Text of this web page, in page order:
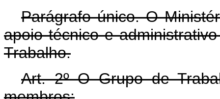
Parágrafo único. O
apoio técnico e
Trabalho.
Art. 2º O Grupo de